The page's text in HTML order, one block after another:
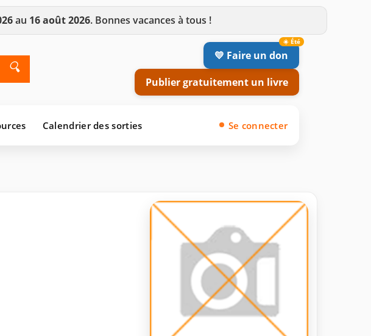
au 16 août 2026. Bonnes vacances à tous !
🔍
💛 Faire un don
Publier gratuitement un livre
Calendrier des sorties Se connecter